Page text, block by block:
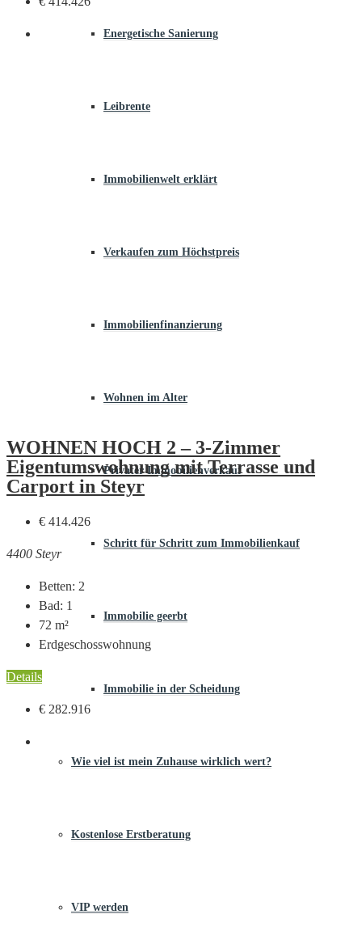
Energetische Sanierung
Leibrente
Immobilienwelt erklärt
Verkaufen zum Höchstpreis
Immobilienfinanzierung
Wohnen im Alter
Privater Immobilienverkauf
Schritt für Schritt zum Immobilienkauf
Immobilie geerbt
Immobilie in der Scheidung
Wie viel ist mein Zuhause wirklich wert?
Kostenlose Erstberatung
VIP werden
WOHNEN HOCH 2 – 3-Zimmer
Eigentumswohnung mit Terrasse und
Carport in Steyr
€ 414.426
4400 Steyr
Betten: 2
Bad: 1
72 m²
Erdgeschosswohnung
Details
€ 282.916